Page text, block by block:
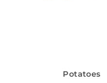
Potatoes